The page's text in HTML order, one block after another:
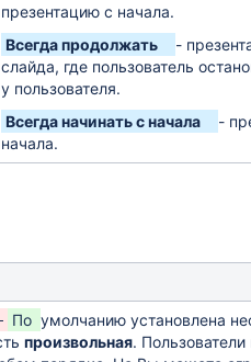
презентацию с начала.
Всегда продолжать
-
слайда, где пользователь
у пользователя.
Всегда начинать с начала
-
начала.
По умолчанию установлена
произвольная.